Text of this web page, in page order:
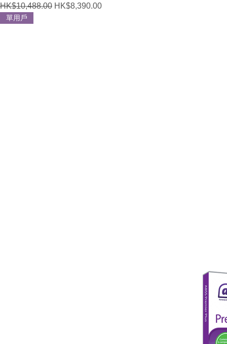
Regular Price
HK$10,488.00 Sale Price
HK$8,390.00
單用戶